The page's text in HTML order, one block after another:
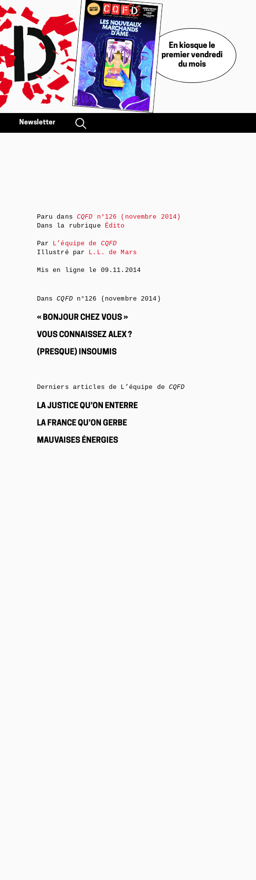
En kiosque le
premier vendredi
du mois
Newsletter
Paru dans CQFD n°126 (novembre 2014)
Dans la rubrique Édito
Par L’équipe de CQFD
Illustré par L.L. de Mars
Mis en ligne le 09.11.2014
DansCQFDn°126 (novembre 2014)
« BONJOUR CHEZ VOUS »
VOUS CONNAISSEZ ALEX ?
(PRESQUE) INSOUMIS
Derniers articles de L’équipe de CQFD
LA JUSTICE QU’ON ENTERRE
LA FRANCE QU’ON GERBE
MAUVAISES ÉNERGIES